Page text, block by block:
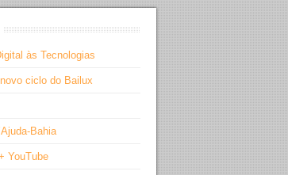
às Tecnologias
ciclo do Bailux
Bahia
YouTube